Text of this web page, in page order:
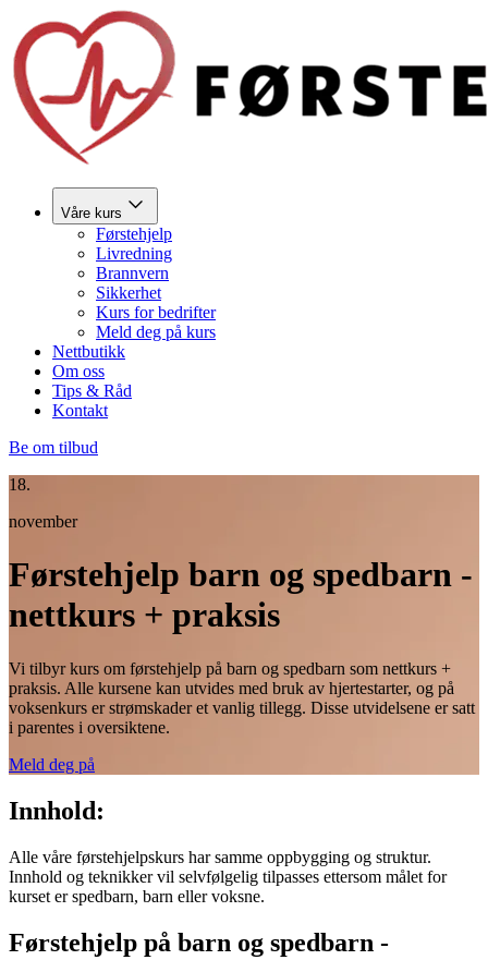
Våre kurs
Førstehjelp
Livredning
Brannvern
Sikkerhet
Kurs for bedrifter
Meld deg på kurs
Nettbutikk
Om oss
Tips & Råd
Kontakt
Be om tilbud
18.
november
Førstehjelp barn og spedbarn -
nettkurs + praksis
Vi tilbyr kurs om førstehjelp på barn og spedbarn som nettkurs +
praksis. Alle kursene kan utvides med bruk av hjertestarter, og på
voksenkurs er strømskader et vanlig tillegg. Disse utvidelsene er satt
i parentes i oversiktene.
Meld deg på
Innhold:
Alle våre førstehjelpskurs har samme oppbygging og struktur.
Innhold og teknikker vil selvfølgelig tilpasses ettersom målet for
kurset er spedbarn, barn eller voksne.
Førstehjelp på barn og spedbarn -